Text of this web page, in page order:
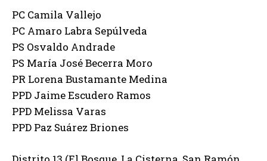
PC Camila Vallejo
PC Amaro Labra Sepúlveda
PS Osvaldo Andrade
PS María José Becerra Moro
PR Lorena Bustamante Medina
PPD Jaime Escudero Ramos
PPD Melissa Varas
PPD Paz Suárez Briones